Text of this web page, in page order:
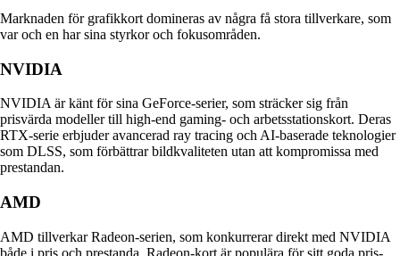
Marknaden för grafikkort domineras av några få stora tillverkare, som
var och en har sina styrkor och fokusområden.
NVIDIA
NVIDIA är känt för sina GeForce-serier, som sträcker sig från
prisvärda modeller till high-end gaming- och arbetsstationskort. Deras
RTX-serie erbjuder avancerad ray tracing och AI-baserade teknologier
som DLSS, som förbättrar bildkvaliteten utan att kompromissa med
prestandan.
AMD
AMD tillverkar Radeon-serien, som konkurrerar direkt med NVIDIA
både i pris och prestanda. Radeon-kort är populära för sitt goda pris-